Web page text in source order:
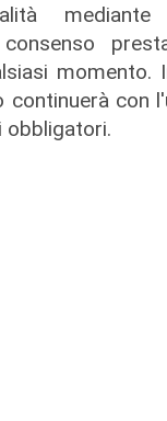
momento.
continuerà con
obbligatori.
Facebook.